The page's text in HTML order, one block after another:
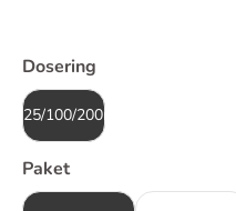
Dosering
25/100/200mg
Paket